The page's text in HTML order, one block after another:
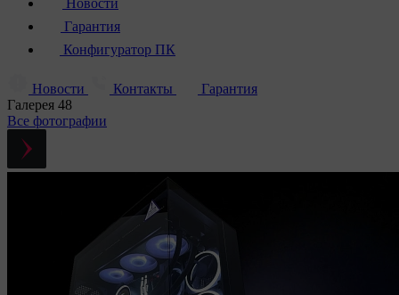
Новости
Гарантия
Конфигуратор ПК
Новости Контакты
Гарантия
Галерея 48
Все фотографии